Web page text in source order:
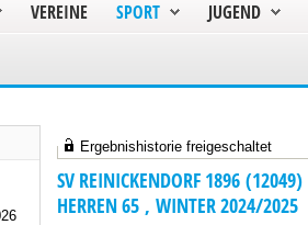
VEREINE SPORT JUGEND
Ergebnishistorie freigeschaltet
SV REINICKENDORF 1896 (12049)
HERREN 65 , WINTER 2024/2025